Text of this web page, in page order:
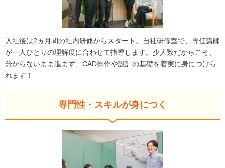
入社後は2ヵ月間の社内研修からスタート。自社研修室で、専任講師
が一人ひとりの理解度に合わせて指導します。少人数だからこそ、
分からないまま進まず、CAD操作や設計の基礎を着実に身につけら
れます！
専門性・スキルが身につく